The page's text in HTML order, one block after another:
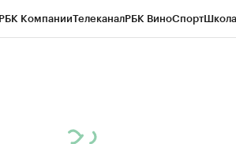
РБК КомпанииТелеканалРБК ВиноСпорт